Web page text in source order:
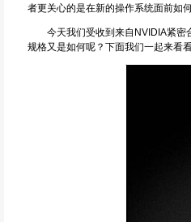
者更关心的是在新的操作系统面前如
今天我们受收到来自NVIDIA紧密合
规格又是如何呢？下面我们一起来看看